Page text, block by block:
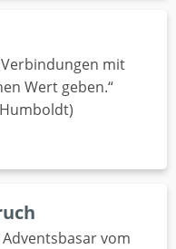
mit
Wert geben.“
vom